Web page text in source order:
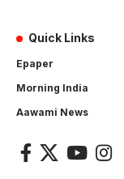
Quick Links
Epaper
Morning India
Aawami News